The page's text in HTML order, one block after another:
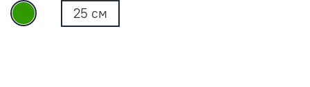
25 см